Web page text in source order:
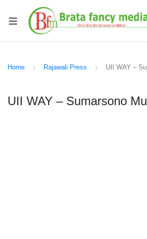
Home Rajawali Press UII WAY –
UII WAY – Sumarsono